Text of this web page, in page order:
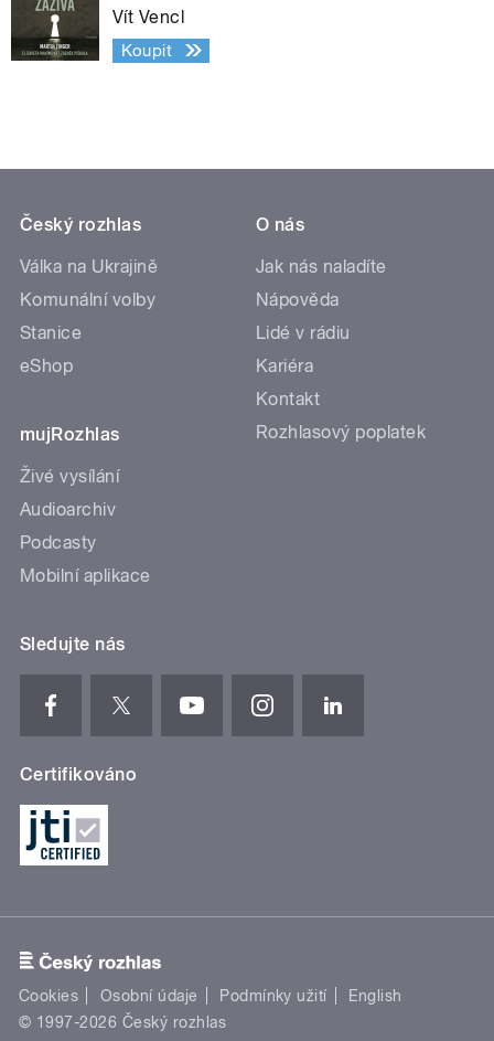
Vít Vencl
Koupit
Český rozhlas
Válka na Ukrajině
Komunální volby
Stanice
eShop
mujRozhlas
Živé vysílání
Audioarchiv
Podcasty
Mobilní aplikace
O nás
Jak nás naladíte
Nápověda
Lidé v rádiu
Kariéra
Kontakt
Rozhlasový poplatek
Sledujte nás
Certifikováno
Cookies Osobní údaje Podmínky užití
English
© 1997-2026 Český rozhlas